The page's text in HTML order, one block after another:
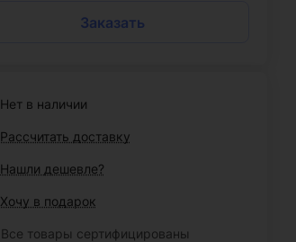
Заказать
Нет в наличии
Рассчитать доставку
Нашли дешевле?
Хочу в подарок
Все товары сертифицированы